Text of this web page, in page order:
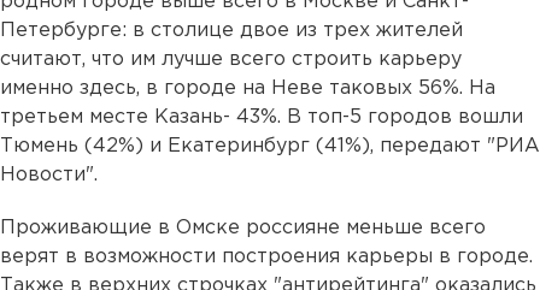
Петербурге: в столице двое из трех жителей
считают, что им лучше всего строить карьеру
именно здесь, в городе на Неве таковых 56%. На
третьем месте Казань- 43%. В топ-5 городов вошли
Тюмень (42%) и Екатеринбург (41%), передают "РИА
Новости".
Проживающие в Омске россияне меньше всего
верят в возможности построения карьеры в городе.
Также в верхних строчках "антирейтинга" оказались